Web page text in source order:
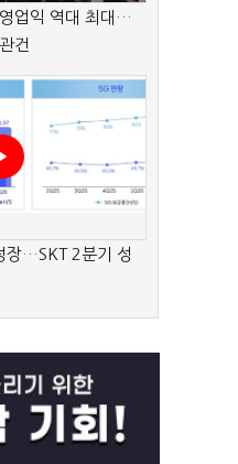
업익 역대 최대…
건
장…SKT 2분기 성